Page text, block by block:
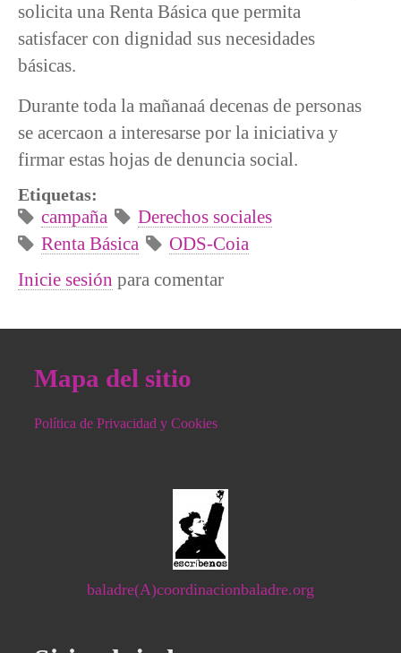
solicita una Renta Básica que permita
satisfacer con dignidad sus necesidades
básicas.
Durante toda la mañanaá decenas de personas
se acercaon a interesarse por la iniciativa y
firmar estas hojas de denuncia social.
Etiquetas:
campaña
Derechos sociales
Renta Básica
ODS-Coia
Inicie sesión para comentar
Mapa del sitio
Política de Privacidad y Cookies
baladre(A)coordinacionbaladre.org